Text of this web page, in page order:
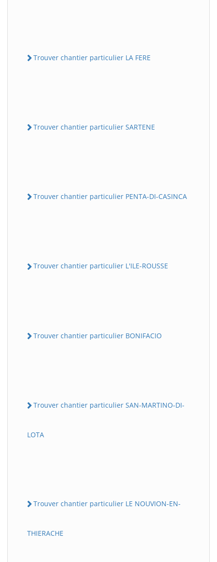
Trouver chantier particulier LA FERE
Trouver chantier particulier SARTENE
Trouver chantier particulier PENTA-DI-CASINCA
Trouver chantier particulier L'ILE-ROUSSE
Trouver chantier particulier BONIFACIO
Trouver chantier particulier SAN-MARTINO-DI-
LOTA
Trouver chantier particulier LE NOUVION-EN-
THIERACHE